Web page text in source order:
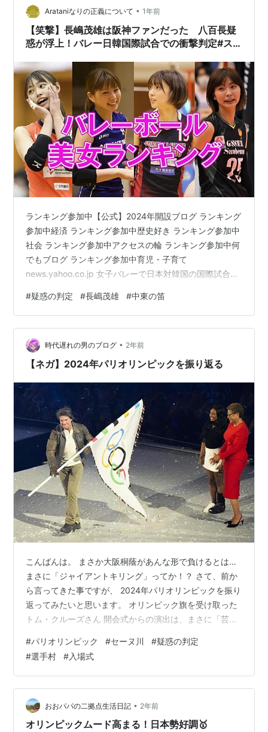
から。 思ったことを発言したり書き込みをしたりするの
は、多少の辛口コメントであったとしても、言葉選びさ
え誤らなければ基本自由だ…
Arataniなりの正義について • 1年前
【笑撃】長嶋茂雄は阪神ファンだった 八百長疑
惑が浮上！バレー日韓国際試合での衝撃判定#ス
ランキング参加中【公式】2024年開設ブログ ランキング
参加中経済 ランキング参加中歴史好き ランキング参加中
社会 ランキング参加中アクセスの輪 ランキング参加中何
でもブログ ランキング参加中育児・子育て
news.yahoo.co.jp 女子バレーで日本対韓国の国際試合で
と言って金にものを言わせるアラブ諸国チームが有利に
なるように、日程や判定がアラブ諸国に有利になる現象
があるのだが、バレーの試合でもあったのだそうだ。 し
かし、最近の韓国の人々も試合を冷静に見て「こんな試
合は却って恥ずかしい」と、韓国贔屓の試合内容を批判
#疑惑の判定 #長嶋茂雄 #中東の笛
時代遅れの男のブログ • 2年前
【ネガ】2024年パリオリンピックを振り返る
こんばんは。 まさか大阪桐蔭があんな形で負けるとは…
まさに「ジャイアントキリング」ってか！？ さて、前か
ら言ってきた事ですが、 2024年パリオリンピックを振り
返ってみたいと思います。 オリンピック旗を受け取った
トム・クルーズさん 開会式からの演出は、まさに「芸術
蓋を開けてみると問題だらけのオリンピックに呆れてし
まいました。 【セーヌ川の汚さ】 【疑惑だらけの判定】
【粗末な選手村・食事・メダル】 【その他】
#パリオリンピック #セーヌ川 #疑惑の判定
#選手村 #入場式
おおパパの二拠点生活日記 • 2年前
オリンピックムード高まる！日本勢好調🥇